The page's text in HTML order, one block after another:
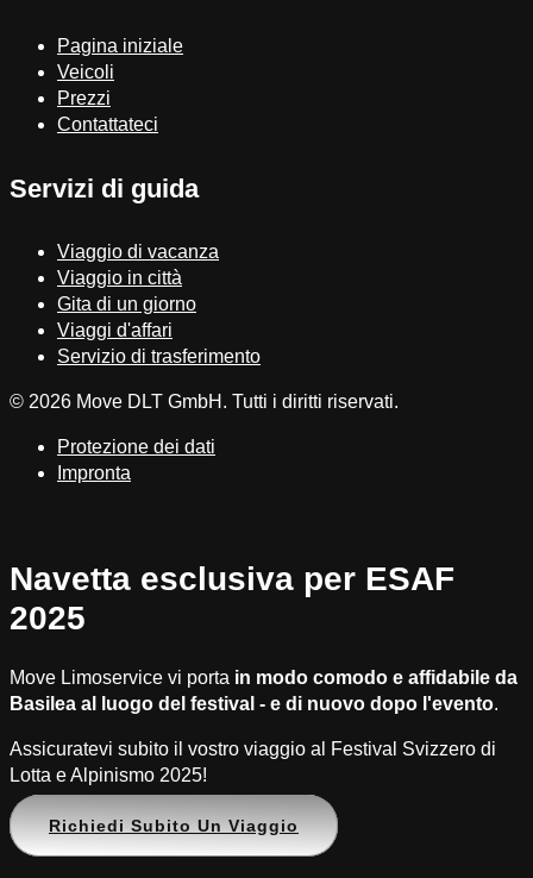
Pagina iniziale
Veicoli
Prezzi
Contattateci
Servizi di guida
Viaggio di vacanza
Viaggio in città
Gita di un giorno
Viaggi d'affari
Servizio di trasferimento
© 2026 Move DLT GmbH. Tutti i diritti riservati.
Protezione dei dati
Impronta
Navetta esclusiva per ESAF
2025
Move Limoservice vi porta in modo comodo e affidabile da
Basilea al luogo del festival - e di nuovo dopo l'evento.
Assicuratevi subito il vostro viaggio al Festival Svizzero di
Lotta e Alpinismo 2025!
Richiedi Subito Un Viaggio